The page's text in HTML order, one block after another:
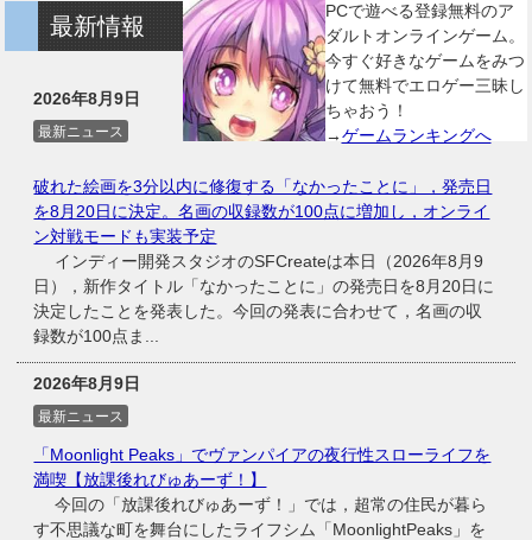
PCで遊べる登録無料のア
ダルトオンラインゲーム。
今すぐ好きなゲームをみつ
けて無料でエロゲー三昧し
ちゃおう！
→ゲームランキングへ
最新情報
2026年8月9日
最新ニュース
破れた絵画を3分以内に修復する「なかったことに」，発売日
を8月20日に決定。名画の収録数が100点に増加し，オンライ
ン対戦モードも実装予定
インディー開発スタジオのSFCreateは本日（2026年8月9
日），新作タイトル「なかったことに」の発売日を8月20日に
決定したことを発表した。今回の発表に合わせて，名画の収
録数が100点ま...
2026年8月9日
最新ニュース
「Moonlight Peaks」でヴァンパイアの夜行性スローライフを
満喫【放課後れびゅあーず！】
今回の「放課後れびゅあーず！」では，超常の住民が暮ら
す不思議な町を舞台にしたライフシム「MoonlightPeaks」を